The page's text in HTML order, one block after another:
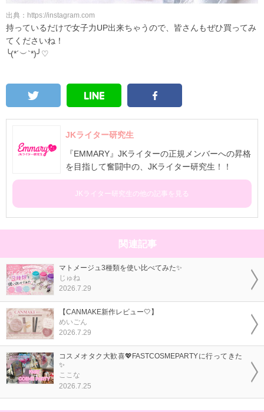
出典：https://instagram.com
持っているだけで女子力UP出来ちゃうので、皆さんもぜひ買ってみ
てくださいね！
╰(*´︶`*)╯♡
JKライター研究生
『EMMARY』JKライターの正規メンバーへの昇格
を目指して奮闘中の、JKライター研究生！！
JKライター研究生の他の記事を見る
関連記事
マトメージュ3種類を使い比べてみた✨
じゅね
2026.7.29
【CANMAKE新作レビュー🤍】
めいごん
2026.7.29
コスメオタク大歓喜💖FASTCOSMEPARTYに行ってきた
✨
ここな
2026.7.25